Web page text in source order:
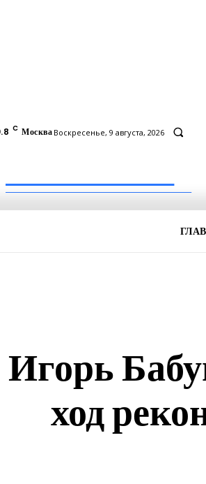
C Москва Воскресенье, 9 августа, 2026
Игорь
ход